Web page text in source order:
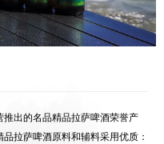
出的名品精品拉萨啤酒荣誉产
拉萨啤酒原料和辅料采用优质：